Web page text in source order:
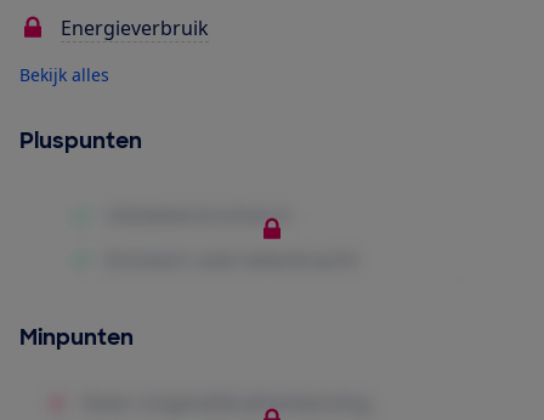
Energieverbruik
Bekijk alles
Pluspunten
Minpunten